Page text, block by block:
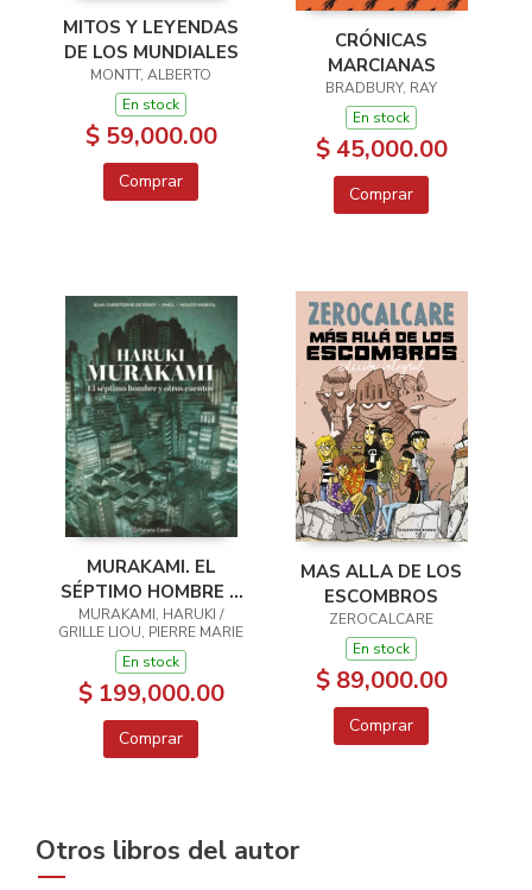
MITOS Y LEYENDAS
DE LOS MUNDIALES
MONTT, ALBERTO
En stock
$ 59,000.00
Comprar
CRÓNICAS
MARCIANAS
BRADBURY, RAY
En stock
$ 45,000.00
Comprar
MURAKAMI. EL
SÉPTIMO HOMBRE Y
OTROS CUENTOS
MURAKAMI, HARUKI /
GRILLE LIOU, PIERRE MARIE
En stock
$ 199,000.00
Comprar
MAS ALLA DE LOS
ESCOMBROS
ZEROCALCARE
En stock
$ 89,000.00
Comprar
Otros libros del autor